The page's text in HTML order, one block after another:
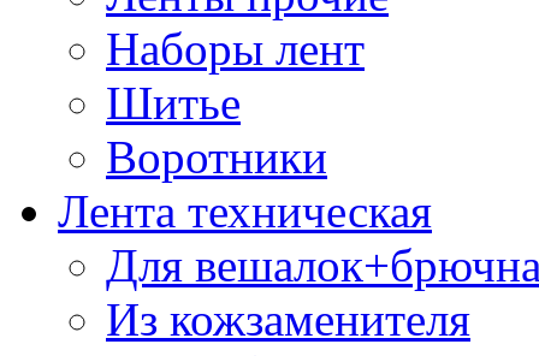
Наборы лент
Шитье
Воротники
Лента техническая
Для
Из кожзаменителя